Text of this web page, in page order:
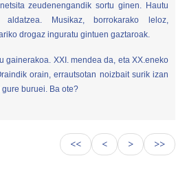
zeudenengandik sortu ginen. Hautu
Musikaz, borrokarako leloz,
drogaz inguratu gintuen gaztaroak.
gainerakoa. XXI. mendea da, eta XX.eneko
orain, errautsotan noizbait surik izan
buruei. Ba ote?
<< < > >>